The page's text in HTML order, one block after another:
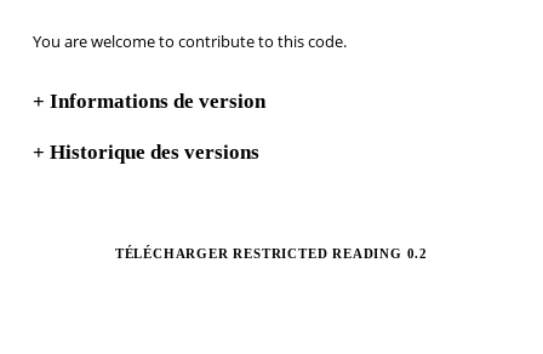
You are welcome to contribute to this code.
+ Informations de version
+ Historique des versions
TÉLÉCHARGER RESTRICTED READING 0.2